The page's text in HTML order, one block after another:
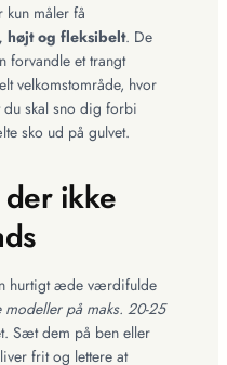
kun måler få
højt og fleksibelt. De
forvandle et trangt
velkomstområde, hvor
du skal sno dig forbi
sko ud på gulvet.
ikke
hurtigt æde værdifulde
modeller på maks. 20-25
Sæt dem på ben eller
frit og lettere at